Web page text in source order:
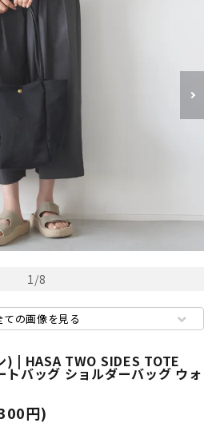
1/8
ての画像を見る
) | HASA TWO SIDES TOTE
バッグ ショルダーバッグ ウォ
円)